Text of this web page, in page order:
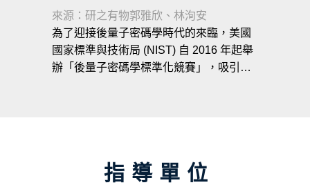
來源：研之有物郭雅欣、林洵安
為了迎接後量子密碼學時代的來臨，美國
國家標準與技術局 (NIST) 自 2016 年起舉
辦「後量子密碼學標準化競賽」，吸引了
一、二輪的考驗，於 2020 年成為進入決
指導單位